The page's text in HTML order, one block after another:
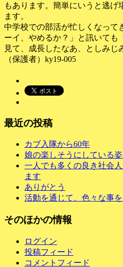
もあります。 簡単にいうと逃げ
ます。
中学校での部活が忙しくなって
ーイ、 やめるか？」と訊いても
見て、
成長したなあ、としみじ
（保護者）ky19-005
最近の投稿
カブ入隊から60年
娘の楽しそうにしている
一人でも多くの良き社会
ます
ありがとう
活動を通じて、色々な事
そのほかの情報
ログイン
投稿フィード
コメントフィード